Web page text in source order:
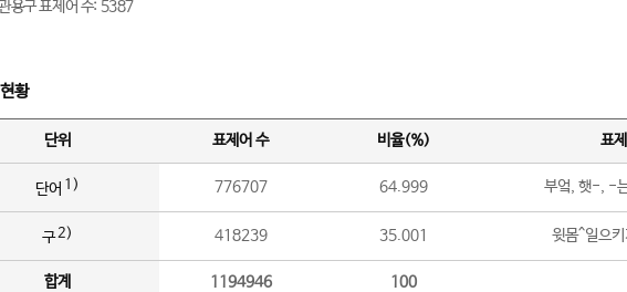
용구 표제어 수: 5387
황
단위 표제어 수 비율(%) 표
단어 1) 776707 64.999 부엌, 햇-, -
구2) 418239 35.001 윗몸^일으
합계 1194946 100